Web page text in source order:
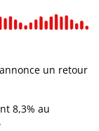
un retour
8,3% au